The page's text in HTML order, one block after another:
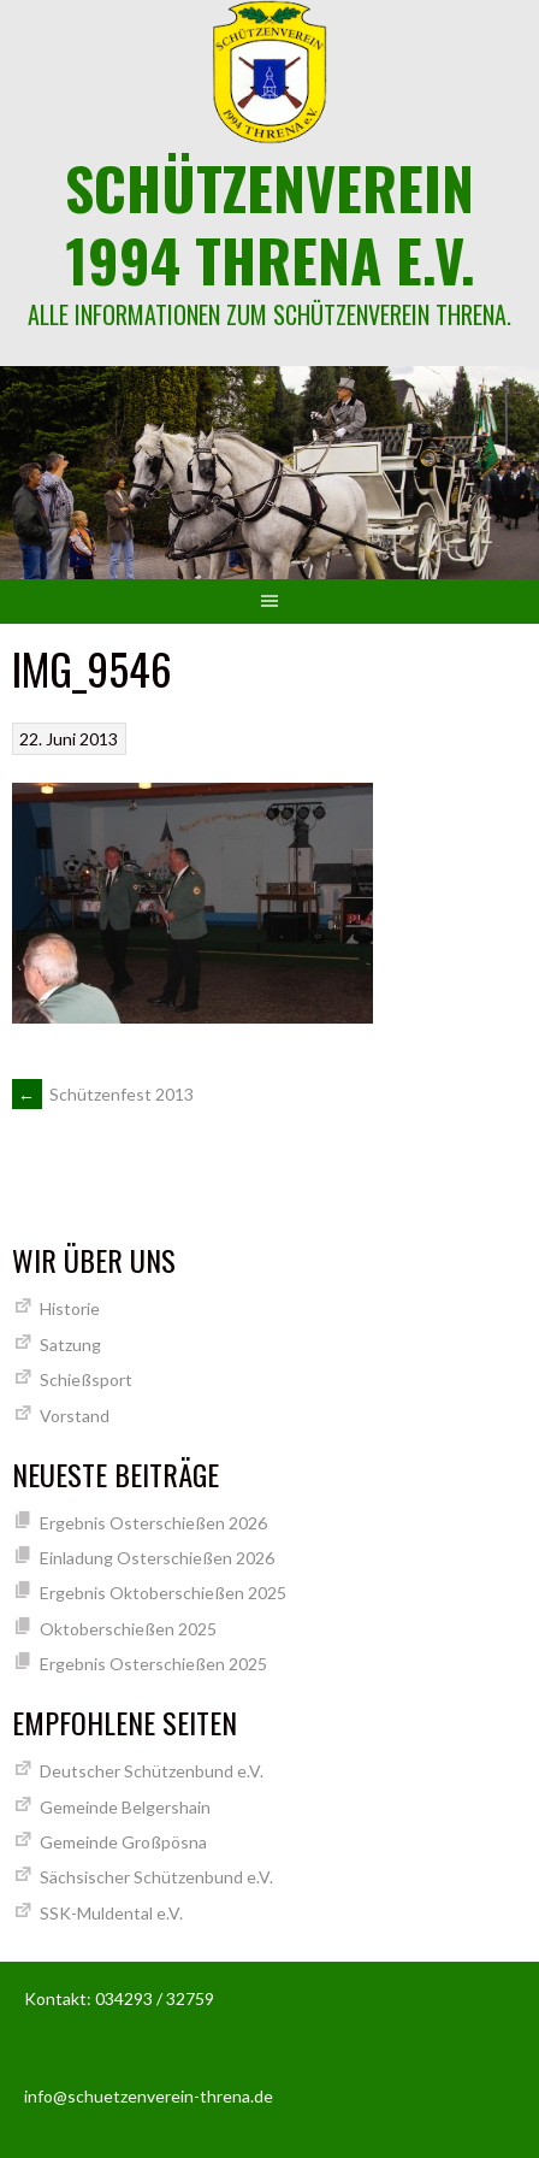
SCHÜTZENVEREIN
1994 THRENA E.V.
ALLE INFORMATIONEN ZUM SCHÜTZENVEREIN THRENA.
IMG_9546
22. Juni 2013
ARTIKEL-
← Schützenfest 2013
WIR ÜBER UNS
Historie
Satzung
Schießsport
Vorstand
NEUESTE BEITRÄGE
Ergebnis Osterschießen 2026
Einladung Osterschießen 2026
Ergebnis Oktoberschießen 2025
Oktoberschießen 2025
Ergebnis Osterschießen 2025
EMPFOHLENE SEITEN
Deutscher Schützenbund e.V.
Gemeinde Belgershain
Gemeinde Großpösna
Sächsischer Schützenbund e.V.
SSK-Muldental e.V.
Kontakt: 034293 / 32759
info@schuetzenverein-threna.de